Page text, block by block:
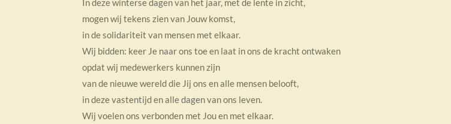
In deze winterse dagen van het jaar, met de lente in zicht,
mogen wij tekens zien van Jouw komst,
in de solidariteit van mensen met elkaar.
Wij bidden: keer Je naar ons toe en laat in ons de kracht ontwaken
opdat wij medewerkers kunnen zijn
van de nieuwe wereld die Jij ons en alle mensen belooft,
in deze vastentijd en alle dagen van ons leven.
Wij voelen ons verbonden met Jou en met elkaar.